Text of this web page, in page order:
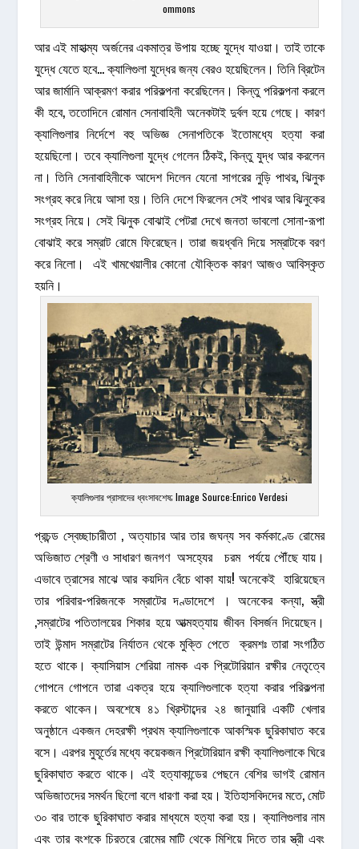
ommons
আর এই মাহাত্ম্য অর্জনের একমাত্র উপায় হচ্ছে যুদ্ধে যাওয়া। তাই তাকে
যুদ্ধে যেতে হবে… ক্যালিগুলা যুদ্ধের জন্য বেরও হয়েছিলেন। তিনি ব্রিটেন
আর জার্মানি আক্রমণ করার পরিকল্পনা করেছিলেন। কিন্তু পরিকল্পনা করলে
কী হবে, ততোদিনে রোমান সেনাবাহিনী অনেকটাই দুর্বল হয়ে গেছে। কারণ
ক্যালিগুলার নির্দেশে বহু অভিজ্ঞ সেনাপতিকে ইতোমধ্যে হত্যা করা
হয়েছিলো। তবে ক্যালিগুলা যুদ্ধে গেলেন ঠিকই, কিন্তু যুদ্ধ আর করলেন
না। তিনি সেনাবাহিনীকে আদেশ দিলেন যেনো সাগরের নুড়ি পাথর, ঝিনুক
সংগ্রহ করে নিয়ে আসা হয়। তিনি দেশে ফিরলেন সেই পাথর আর ঝিনুকের
সংগ্রহ নিয়ে। সেই ঝিনুক বোঝাই পেটরা দেখে জনতা ভাবলো সোনা-রূপা
বোঝাই করে সম্রাট রোমে ফিরেছেন। তারা জয়ধ্বনি দিয়ে সম্রাটকে বরণ
করে নিলো। এই খামখেয়ালীর কোনো যৌক্তিক কারণ আজও আবিস্কৃত
হয়নি।
ক্যালিগুলার প্রাসাদের ধ্বংসাবশেষ; Image Source:Enrico Verdesi
প্রচন্ড স্বেচ্ছাচারীতা , অত্যাচার আর তার জঘন্য সব কর্মকাণ্ডে রোমের
অভিজাত শ্রেণী ও সাধারণ জনগণ অসহ্যের চরম পর্যয়ে পৌঁছে যায়।
এভাবে ত্রাসের মাঝে আর কয়দিন বেঁচে থাকা যায়! অনেকেই হারিয়েছেন
তার পরিবার-পরিজনকে সম্রাটের দণ্ডাদেশে । অনেকের কন্যা, স্ত্রী
,সম্রাটের পতিতালয়ের শিকার হয়ে আত্মহত্যায় জীবন বিসর্জন দিয়েছেন।
তাই উন্মাদ সম্রাটের নির্যাতন থেকে মুক্তি পেতে ক্রমশঃ তারা সংগঠিত
হতে থাকে। ক্যাসিয়াস শেরিয়া নামক এক প্রিটোরিয়ান রক্ষীর নেতৃত্বে
গোপনে গোপনে তারা একত্র হয়ে ক্যালিগুলাকে হত্যা করার পরিকল্পনা
করতে থাকেন। অবশেষে ৪১ খ্রিস্টাব্দের ২৪ জানুয়ারি একটি খেলার
অনুষ্ঠানে একজন দেহরক্ষী প্রথম ক্যালিগুলাকে আকস্মিক ছুরিকাঘাত করে
বসে। এরপর মুহূর্তের মধ্যে কয়েকজন প্রিটোরিয়ান রক্ষী ক্যালিগুলাকে ঘিরে
ছুরিকাঘাত করতে থাকে। এই হত্যাকান্ডের পেছনে বেশির ভাগই রোমান
অভিজাতদের সমর্থন ছিলো বলে ধারণা করা হয়। ইতিহাসবিদদের মতে, মোট
৩০ বার তাকে ছুরিকাঘাত করার মাধ্যমে হত্যা করা হয়। ক্যালিগুলার নাম
এবং তার বংশকে চিরতরে রোমের মাটি থেকে মিশিয়ে দিতে তার স্ত্রী এবং